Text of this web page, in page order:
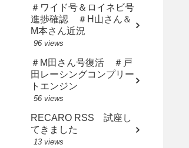
＃ワイド号＆ロイネビ号
進捗確認 ＃H山さん＆
M本さん近況
96 views
＃M田さん号復活 ＃戸
田レーシングコンプリー
トエンジン
56 views
RECARO RSS 試座し
てきました
13 views